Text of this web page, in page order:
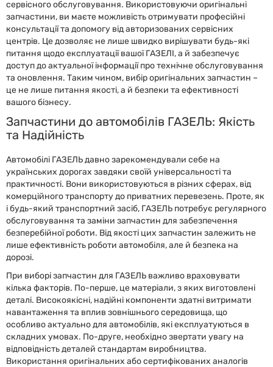
сервісного обслуговування. Використовуючи оригінальні
запчастини, ви маєте можливість отримувати професійні
консультації та допомогу від авторизованих сервісних
центрів. Це дозволяє не лише швидко вирішувати будь-які
питання щодо експлуатації вашої ГАЗЕЛІ, а й забезпечує
доступ до актуальної інформації про технічне обслуговування
та оновлення. Таким чином, вибір оригінальних запчастин –
це не лише питання якості, а й безпеки та ефективності
вашого бізнесу.
Запчастини до автомобілів ГАЗЕЛЬ: Якість
та Надійність
Автомобілі ГАЗЕЛЬ давно зарекомендували себе на
українських дорогах завдяки своїй універсальності та
практичності. Вони використовуються в різних сферах, від
комерційного транспорту до приватних перевезень. Проте, як
і будь-який транспортний засіб, ГАЗЕЛЬ потребує регулярного
обслуговування та заміни запчастин для забезпечення
безперебійної роботи. Від якості цих запчастин залежить не
лише ефективність роботи автомобіля, але й безпека на
дорозі.
При виборі запчастин для ГАЗЕЛЬ важливо враховувати
кілька факторів. По-перше, це матеріали, з яких виготовлені
деталі. Високоякісні, надійні компоненти здатні витримати
навантаження та вплив зовнішнього середовища, що
особливо актуально для автомобілів, які експлуатуються в
складних умовах. По-друге, необхідно звертати увагу на
відповідність деталей стандартам виробництва.
Використання оригінальних або сертифікованих аналогів